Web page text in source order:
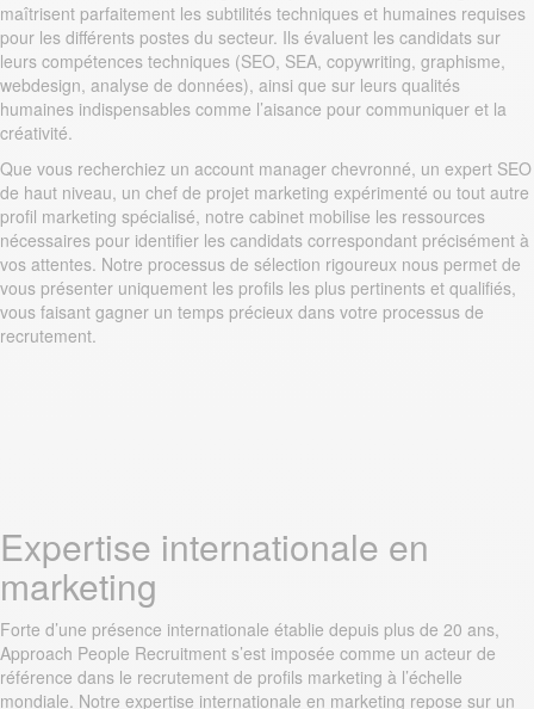
maîtrisent parfaitement les subtilités techniques et humaines requises
pour les différents postes du secteur. Ils évaluent les candidats sur
leurs compétences techniques (SEO, SEA, copywriting, graphisme,
webdesign, analyse de données), ainsi que sur leurs qualités
humaines indispensables comme l’aisance pour communiquer et la
créativité.
Que vous recherchiez un account manager chevronné, un expert SEO
de haut niveau, un chef de projet marketing expérimenté ou tout autre
profil marketing spécialisé, notre cabinet mobilise les ressources
nécessaires pour identifier les candidats correspondant précisément à
vos attentes. Notre processus de sélection rigoureux nous permet de
vous présenter uniquement les profils les plus pertinents et qualifiés,
vous faisant gagner un temps précieux dans votre processus de
recrutement.
Expertise internationale en
marketing
Forte d’une présence internationale établie depuis plus de 20 ans,
Approach People Recruitment s’est imposée comme un acteur de
référence dans le recrutement de profils marketing à l’échelle
mondiale. Notre expertise internationale en marketing repose sur un